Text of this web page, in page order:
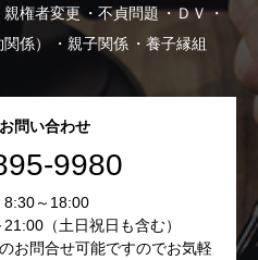
親権者変更 不貞問題
ＤＶ
係）
親子関係 養子縁組
問い合わせ
9980
8:30～18:00
（土日祝日も含む）
お問合せ可能ですのでお気軽